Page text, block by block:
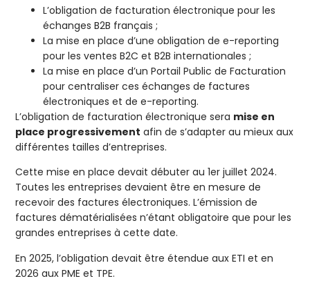
L’obligation de facturation électronique pour les
échanges B2B français ;
La mise en place d’une obligation de e-reporting
pour les ventes B2C et B2B internationales ;
La mise en place d’un Portail Public de Facturation
pour centraliser ces échanges de factures
électroniques et de e-reporting.
L’obligation de facturation électronique sera mise en
place progressivement afin de s’adapter au mieux aux
différentes tailles d’entreprises.
Cette mise en place devait débuter au 1er juillet 2024.
Toutes les entreprises devaient être en mesure de
recevoir des factures électroniques. L’émission de
factures dématérialisées n’étant obligatoire que pour les
grandes entreprises à cette date.
En 2025, l’obligation devait être étendue aux ETI et en
2026 aux PME et TPE.